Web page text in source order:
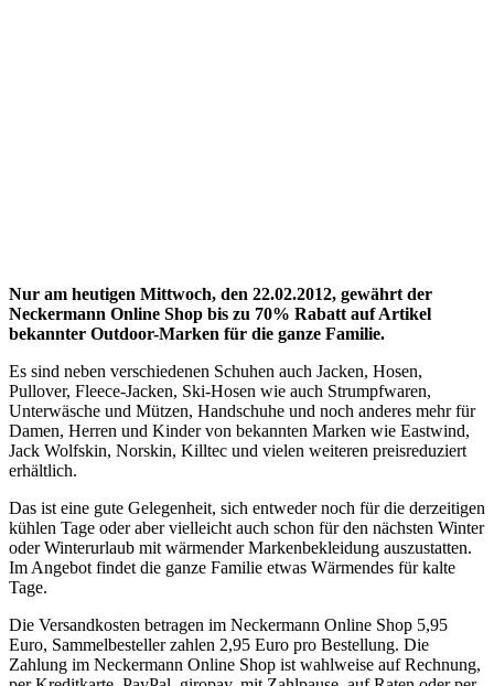
Nur am heutigen Mittwoch, den 22.02.2012, gewährt der
Neckermann Online Shop bis zu 70% Rabatt auf Artikel
bekannter Outdoor-Marken für die ganze Familie.
Es sind neben verschiedenen Schuhen auch Jacken, Hosen,
Pullover, Fleece-Jacken, Ski-Hosen wie auch Strumpfwaren,
Unterwäsche und Mützen, Handschuhe und noch anderes mehr für
Damen, Herren und Kinder von bekannten Marken wie Eastwind,
Jack Wolfskin, Norskin, Killtec und vielen weiteren preisreduziert
erhältlich.
Das ist eine gute Gelegenheit, sich entweder noch für die derzeitigen
kühlen Tage oder aber vielleicht auch schon für den nächsten Winter
oder Winterurlaub mit wärmender Markenbekleidung auszustatten.
Im Angebot findet die ganze Familie etwas Wärmendes für kalte
Tage.
Die Versandkosten betragen im Neckermann Online Shop 5,95
Euro, Sammelbesteller zahlen 2,95 Euro pro Bestellung. Die
Zahlung im Neckermann Online Shop ist wahlweise auf Rechnung,